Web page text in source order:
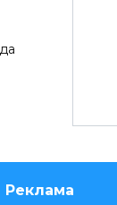
Реклама